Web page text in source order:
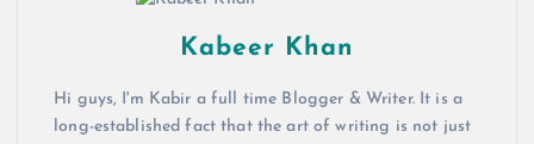
Kabeer Khan
Hi guys, I'm Kabir a full time Blogger & Writer. It is a
long-established fact that the art of writing is not just